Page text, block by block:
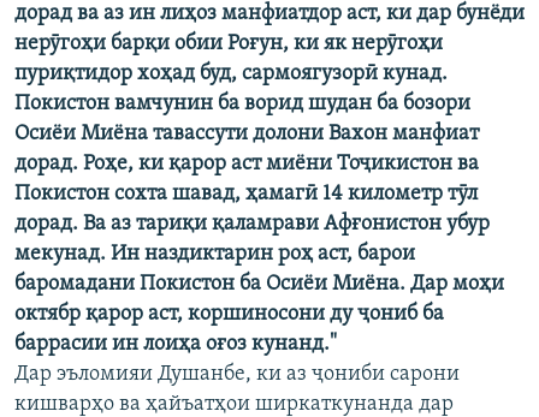
дорад ва аз ин лиҳоз манфиатдор аст, ки дар бунёди
нерӯгоҳи барқи обии Роғун, ки як нерӯгоҳи
пуриқтидор хоҳад буд, сармоягузорӣ кунад.
Покистон вамчунин ба ворид шудан ба бозори
Осиёи Миёна тавассути долони Вахон манфиат
дорад. Роҳе, ки қарор аст миёни Тоҷикистон ва
Покистон сохта шавад, ҳамагӣ 14 километр тӯл
дорад. Ва аз тариқи қаламрави Афғонистон убур
мекунад. Ин наздиктарин роҳ аст, барои
баромадани Покистон ба Осиёи Миёна. Дар моҳи
октябр қарор аст, коршиносони ду ҷониб ба
баррасии ин лоиҳа оғоз кунанд."
Дар эъломияи Душанбе, ки аз ҷониби сарони
кишварҳо ва ҳайъатҳои ширкаткунанда дар